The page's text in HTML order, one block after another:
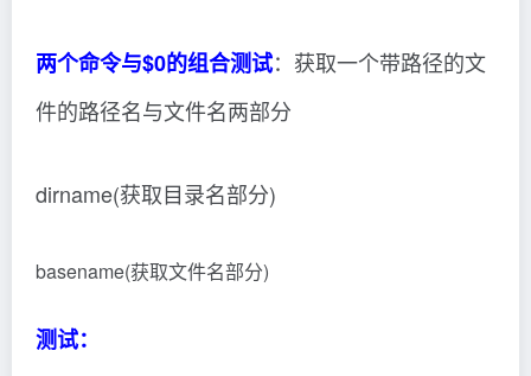
两个命令与$0的组合测试：获取一个带路径的文
件的路径名与文件名两部分
dirname(获取目录名部分)
basename(获取文件名部分)
测试：